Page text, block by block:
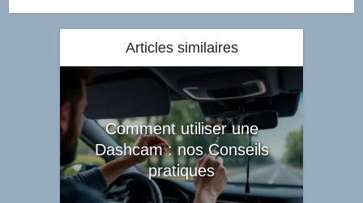
Articles similaires
Comment utiliser une
Dashcam : nos Conseils
pratiques